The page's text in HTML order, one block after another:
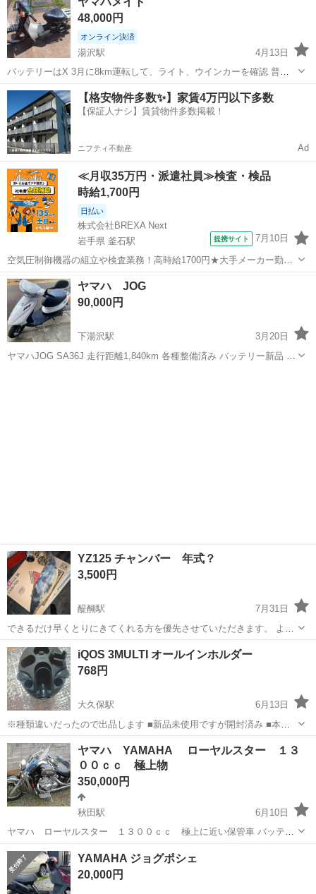
賠責保険付き 令和10年6月 荷台の箱は付きません‼️（車体のみ） 中
古...
48,000円
オンライン決済
湯沢駅
4月13日
バッテリーはX 3月に8km運転して、ライト、ウインカーを確認 普通
に走ります サビ、ヨゴレ、ワレ、シート破れ（テープで補修）ありま
秋田 雄勝郡 湯沢駅 ヤマハ ウインカー
【格安物件多数✨】家賃4万円以下多数
【保証人ナシ】賃貸物件多数掲載！
ニフティ不動産 Ad
≪月収35万円・派遣社員≫検査・検品
時給1,700円
日払い
株式会社BREXA Next
岩手県 釜石駅
提携サイト 7月10日
空気圧制御機器の組立や検査業務！高時給1700円★大手メーカー勤
務！嬉しい寮費無料！ワンルーム寮完備★マイカー通勤OK＆工場敷地
内に無料駐車場あり★！《岩手県釜石市》 人気の工場のお仕事 ◇空気
圧制御機器（シリンダ、バルブ...
岩手 釜石市 その他
ヤマハ JOG
90,000円
下湯沢駅
3月20日
ヤマハJOG SA36J 走行距離1,840km 各種整備済み バッテリー新品 自
YZ125 チャンバー 年式？
3,500円
醍醐駅
7月31日
できるだけ早くとりにきてくれる方を優先させていただきます。 よろ
しくおねがいします。
秋田 横手市 チャンバー
iQOS 3MULTI オールインホルダー
768円
大久保駅
6月13日
※種類違いだったので出品します ■新品未使用ですが開封済み ■本体
のみ、箱無し ■神経質な方は御遠慮下さい ■ブラック
秋田 秋田市
ヤマハ YAMAHA ローヤルスター １３
００ｃｃ 極上物
350,000円
秋田駅
6月10日
ヤマハ ローヤルスター １３００ｃｃ 極上に近い保管車 バッテリ
ー新品 エンジン一発始動 走行２９０００ｋｍ メッキ類ピカピカ 手
入れしてました 車検は半年前、きれてます。 希望金額より早い方、す
こしですが、値引き...
秋田 秋田市 ヤマハ
YAMAHA ジョグポシェ
20,000円